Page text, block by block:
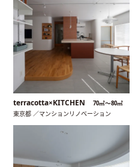
terracotta×KITCHEN 70㎡〜80㎡
東京都 ／マンションリノベーション